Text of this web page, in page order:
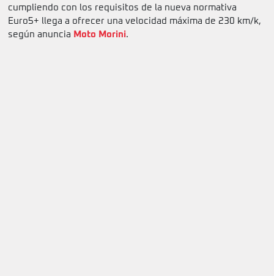
cumpliendo con los requisitos de la nueva normativa
Euro5+ llega a ofrecer una velocidad máxima de 230 km/k,
según anuncia Moto Morini.